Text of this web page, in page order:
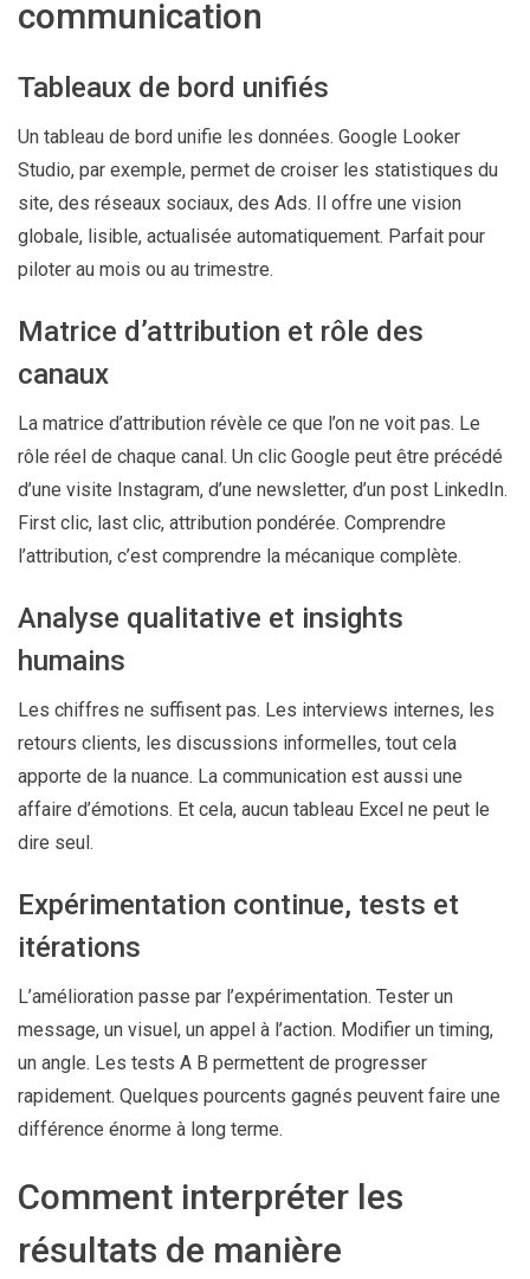
communication
Tableaux de bord unifiés
Un tableau de bord unifie les données. Google Looker
Studio, par exemple, permet de croiser les statistiques du
site, des réseaux sociaux, des Ads. Il offre une vision
globale, lisible, actualisée automatiquement. Parfait pour
piloter au mois ou au trimestre.
Matrice d’attribution et rôle des
canaux
La matrice d’attribution révèle ce que l’on ne voit pas. Le
rôle réel de chaque canal. Un clic Google peut être précédé
d’une visite Instagram, d’une newsletter, d’un post LinkedIn.
First clic, last clic, attribution pondérée. Comprendre
l’attribution, c’est comprendre la mécanique complète.
Analyse qualitative et insights
humains
Les chiffres ne suffisent pas. Les interviews internes, les
retours clients, les discussions informelles, tout cela
apporte de la nuance. La communication est aussi une
affaire d’émotions. Et cela, aucun tableau Excel ne peut le
dire seul.
Expérimentation continue, tests et
itérations
L’amélioration passe par l’expérimentation. Tester un
message, un visuel, un appel à l’action. Modifier un timing,
un angle. Les tests A B permettent de progresser
rapidement. Quelques pourcents gagnés peuvent faire une
différence énorme à long terme.
Comment interpréter les
résultats de manière